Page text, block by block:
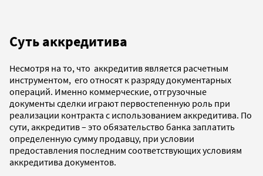
Суть аккредитива
Несмотря на то, что аккредитив является расчетным
инструментом, его относят к разряду документарных
операций. Именно коммерческие, отгрузочные
документы сделки играют первостепенную роль при
реализации контракта с использованием аккредитива. По
сути, аккредитив – это обязательство банка заплатить
определенную сумму продавцу, при условии
предоставления последним соответствующих условиям
аккредитива документов.